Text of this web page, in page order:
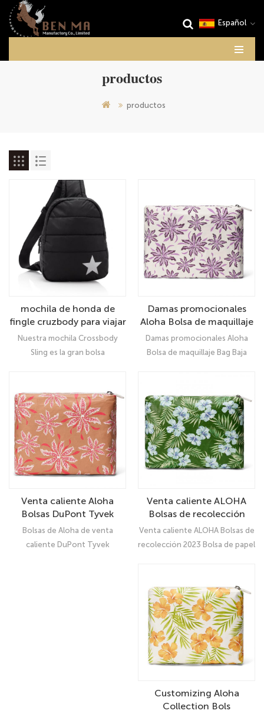
Español
productos
productos
mochila de honda de
fingle cruzbody para viajar
de senderismo
Nuestra mochila Crossbody
Sling es la gran bolsa
popular para viajar o caminar
Damas promocionales
Aloha Bolsa de maquillaje
Bolsa de MOQ BAJO ECO
ECO ALTERANTE PARA
VIAJE
Damas promocionales Aloha
Bolsa de maquillaje Bag Baja
UltimateNaupaka Kahakai Purple
Medium Tyvek Pouch
Venta caliente Aloha
Bolsas DuPont Tyvek
Cosmetic Bag para
maquillaje o viaje
Bolsas de Aloha de venta
caliente DuPont Tyvek
Venta caliente ALOHA
Bolsas de recolección
2023 Bolsa de papel de
aseo de maquillaje
Pequeña bolsa de
Venta caliente ALOHA Bolsas de
recolección 2023 Bolsa de papel
cremallera: Organizador
UltimateHana verde de Tyvek
Pouch
Customizing Aloha
Collection Bols